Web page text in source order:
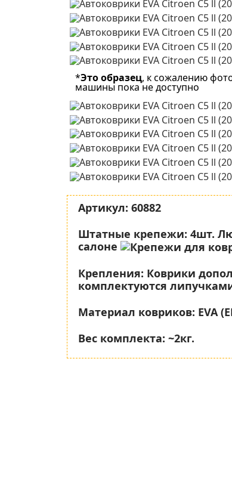
*Это образец, к сожалению
машины пока не доступно
Артикул: 60882
Штатные крепежи: 4шт.
салоне
Крепления: Коврики
комплектуются
Материал ковриков: EVA
Вес комплекта: ~2кг.